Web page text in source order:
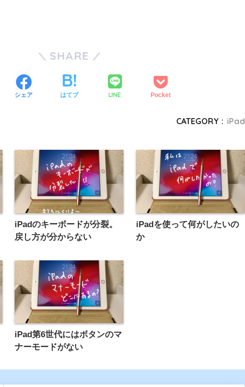
SHARE
シェア はてブ LINE Pocket
CATEGORY : iPad
iPadのキーボードが分裂。
戻し方が分からない
iPadを使って何がしたいの
か
iPad第6世代にはボタンのマ
ナーモードがない